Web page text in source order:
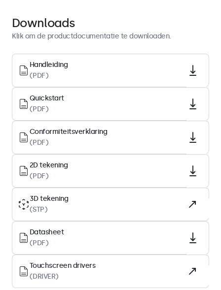
Display-architectuur
Beeldverhouding
16:9 (4:3 instelbaar)
Native resolutie
1920 x 1080
Pixels per inch
190 PPI
Schermdiagonaal
11.6 inch (297 mm)
Type paneel
IPS-LCD
Backlight
LED
Oppervlak
Gehard glas
Ondersteunde oriëntatie
Downloads
Klik om de productdocumentatie te downloaden.
Handleiding
(PDF)
Quickstart
(PDF)
Conformiteitsverklaring
(PDF)
2D tekening
(PDF)
3D tekening
(STP)
Datasheet
(PDF)
Touchscreen drivers
(DRIVER)